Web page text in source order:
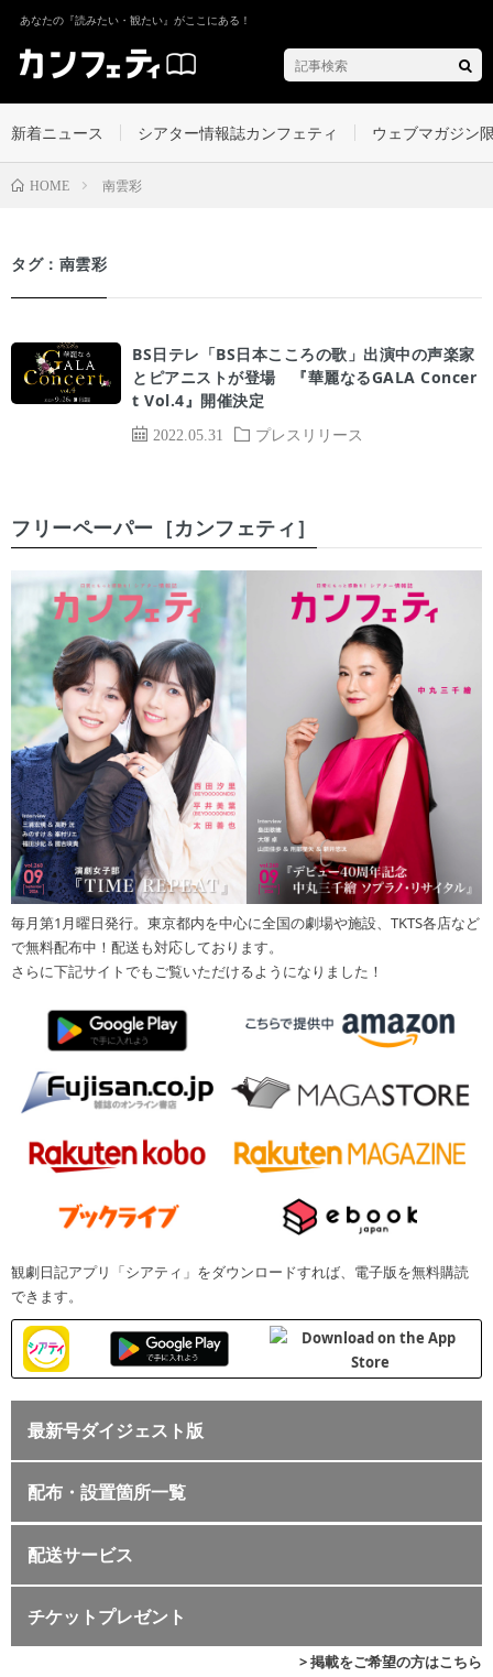
あなたの『読みたい・観たい』がここにある！
新着ニュース シアター情報誌カンフェティ ウェブマガジン
HOME 南雲彩
タグ：南雲彩
2022.05.31 プレスリリース
BS日テレ「BS日本こころの歌」出演中の声楽家
とピアニストが登場 『華麗なるGALA Concer
t Vol.4』開催決定
フリーペーパー［カンフェティ］
毎月第1月曜日発行。東京都内を中心に全国の劇場や施設、TKTS各店など
で無料配布中！配送も対応しております。
さらに下記サイトでもご覧いただけるようになりました！
観劇日記アプリ「シアティ」をダウンロードすれば、電子版を無料購読
できます。
最新号ダイジェスト版
配布・設置箇所一覧
配送サービス
チケットプレゼント
> 掲載をご希望の方はこちら